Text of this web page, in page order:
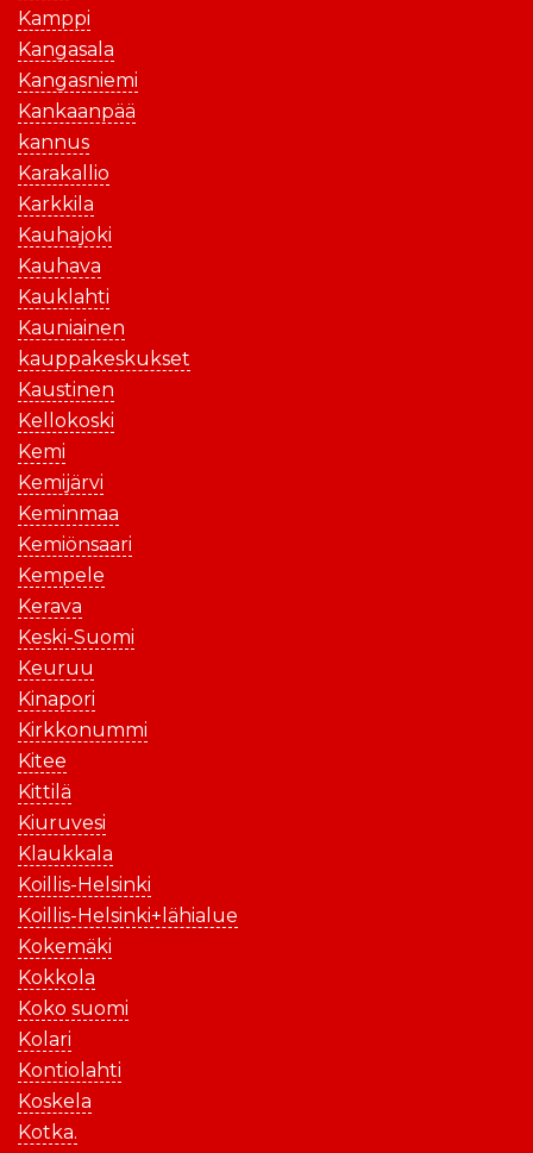
Kamppi
Kangasala
Kangasniemi
Kankaanpää
kannus
Karakallio
Karkkila
Kauhajoki
Kauhava
Kauklahti
Kauniainen
kauppakeskukset
Kaustinen
Kellokoski
Kemi
Kemijärvi
Keminmaa
Kemiönsaari
Kempele
Kerava
Keski-Suomi
Keuruu
Kinapori
Kirkkonummi
Kitee
Kittilä
Kiuruvesi
Klaukkala
Koillis-Helsinki
Koillis-Helsinki+lähialue
Kokemäki
Kokkola
Koko suomi
Kolari
Kontiolahti
Koskela
Kotka.